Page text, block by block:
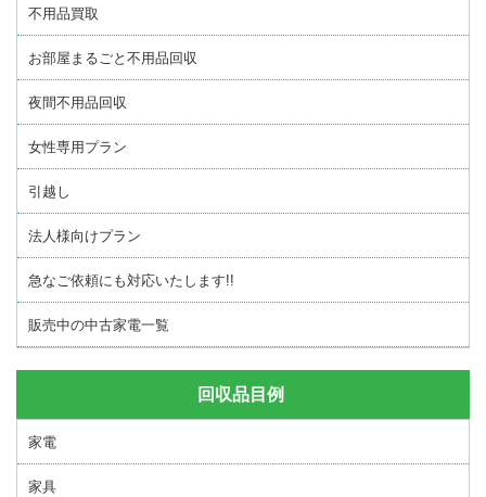
不用品買取
お部屋まるごと不用品回収
夜間不用品回収
女性専用プラン
引越し
法人様向けプラン
急なご依頼にも対応いたします!!
販売中の中古家電一覧
回収品目例
家電
家具